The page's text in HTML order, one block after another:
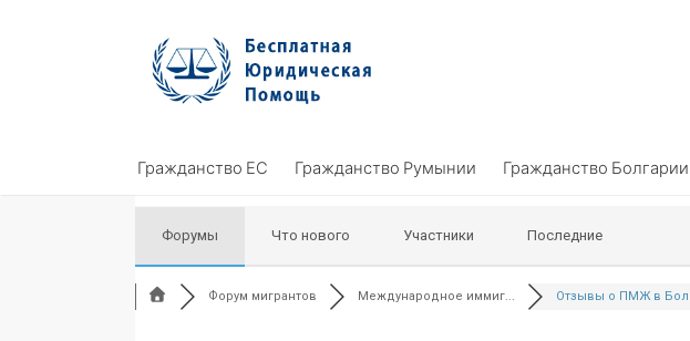
Гражданство ЕС Гражданство Румынии Гражданство Болгарии
Форумы Что нового Участники Последние
Форум мигрантов Международное иммиг... Отзывы о ПМЖ в